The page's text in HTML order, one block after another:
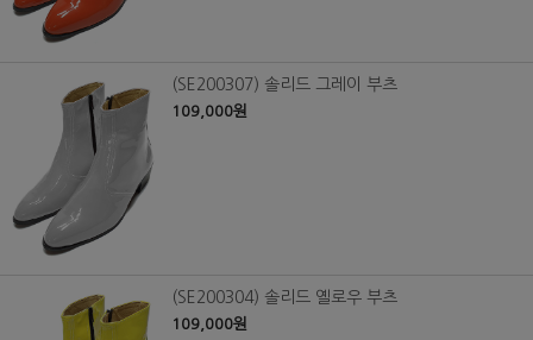
(SE200307) 솔리드 그레이 부츠
109,000원
(SE200304) 솔리드 옐로우 부츠
109,000원